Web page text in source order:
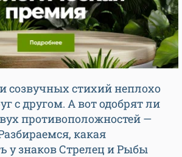
созвучных стихий неплохо
с другом. А вот одобрят ли
противоположностей —
какая
у знаков Стрелец и Рыбы